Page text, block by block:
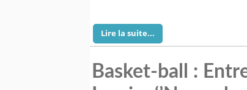
Lire la suite...
Basket-ball :